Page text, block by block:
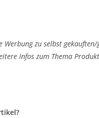
zu selbst
Infos zum Thema